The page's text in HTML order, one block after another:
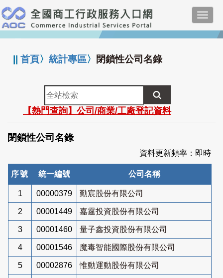
跳
到
主
要
:::
||首頁〉統計專區〉 閉鎖性公司名錄
全
站
檢
索
【熱門查詢】公司/商業/工廠登記資料
閉鎖性公司名錄
資料更新頻率：即時
序號 統一編號 公司名稱
1 00000379 勤宸股份有限公司
2 00001449 嘉霆投資股份有限公司
3 00001460 量子鑫投資股份有限公司
4 00001546 魔毒智能國際股份有限公司
5 00002876 惟動運動股份有限公司